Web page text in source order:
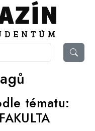
tématu: